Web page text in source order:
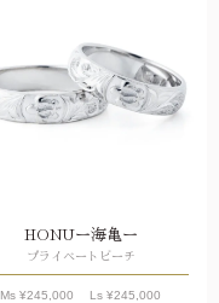
HONUー海亀ー
プライベートビーチ
Ms ¥245,000 Ls ¥245,000